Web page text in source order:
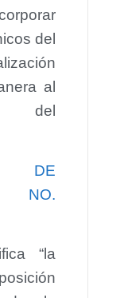
del
al
del
DE
NO.
“la